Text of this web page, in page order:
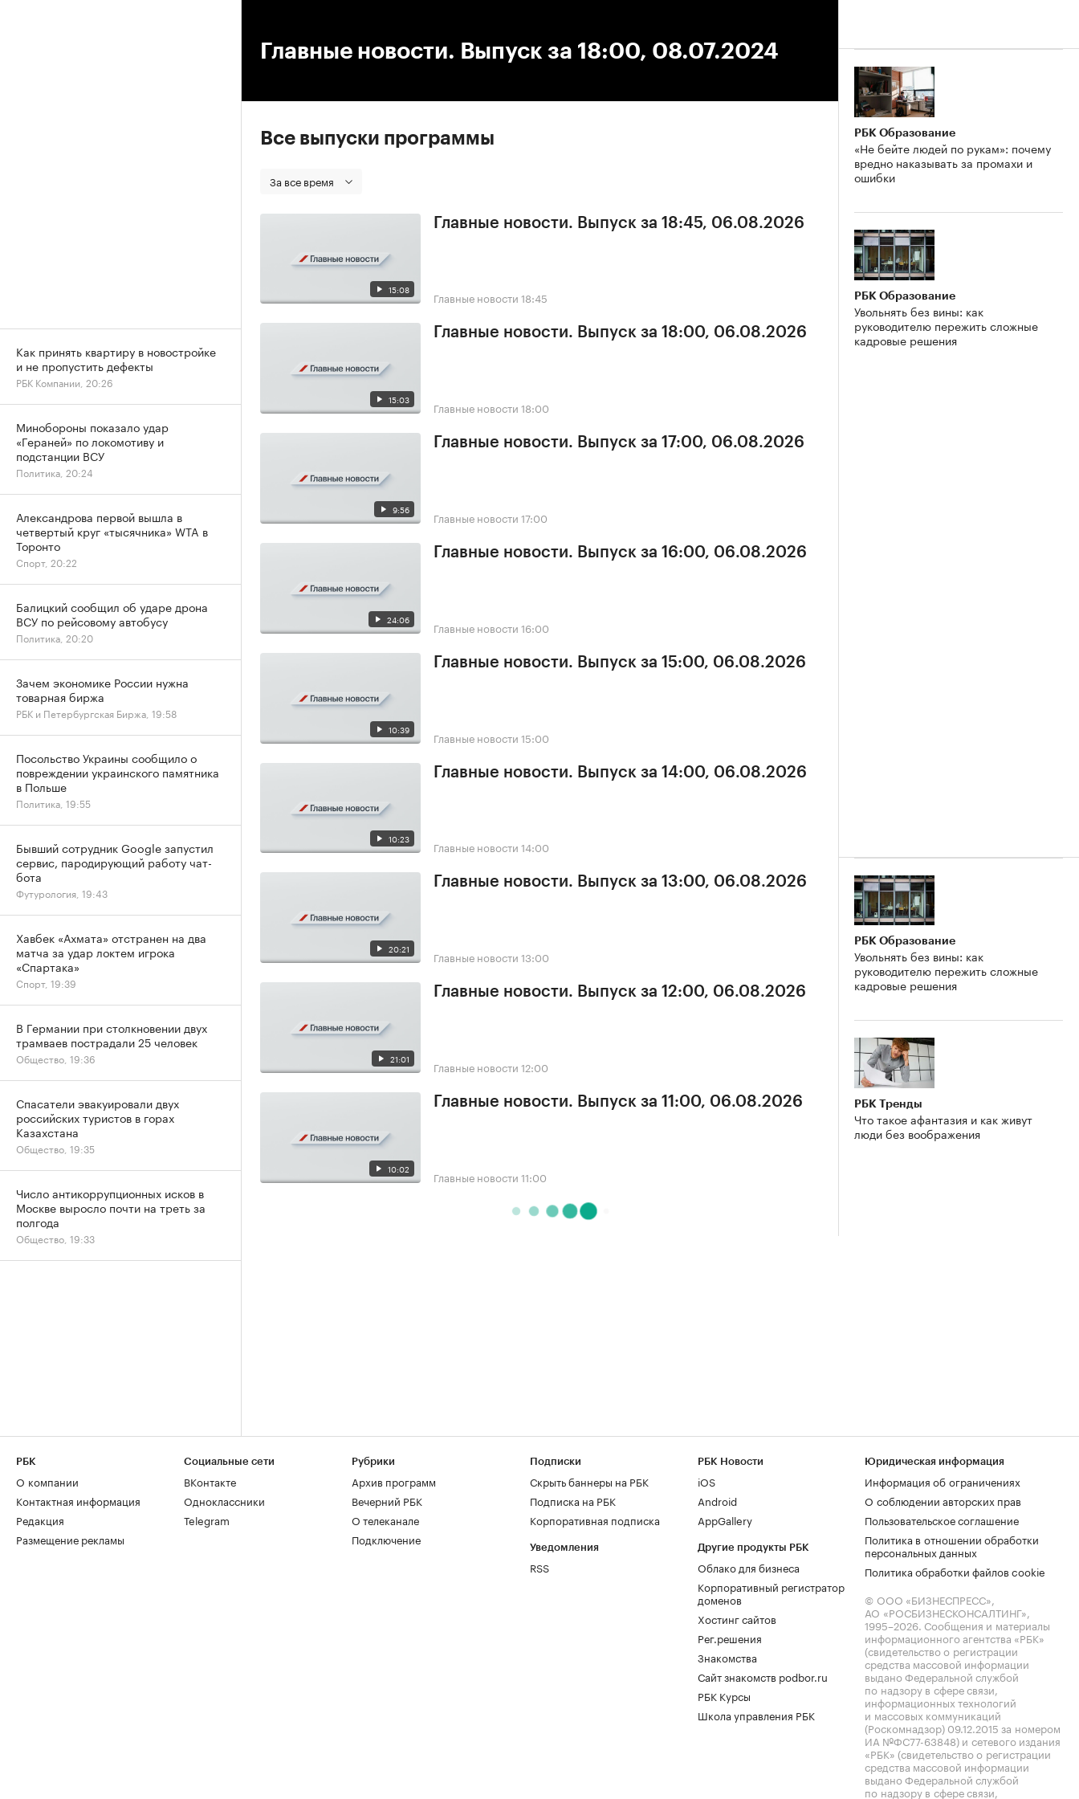
Главные новости. Выпуск за 18:00, 08.07.2024
Все выпуски программы
За все время
15:08
Главные новости. Выпуск за 18:45, 06.08.2026
Главные новости 18:45
15:03
Главные новости. Выпуск за 18:00, 06.08.2026
Главные новости 18:00
9:56
Главные новости. Выпуск за 17:00, 06.08.2026
Главные новости 17:00
24:06
Главные новости. Выпуск за 16:00, 06.08.2026
Главные новости 16:00
10:39
Главные новости. Выпуск за 15:00, 06.08.2026
Главные новости 15:00
10:23
Главные новости. Выпуск за 14:00, 06.08.2026
Главные новости 14:00
20:21
Главные новости. Выпуск за 13:00, 06.08.2026
Главные новости 13:00
21:01
Главные новости. Выпуск за 12:00, 06.08.2026
Главные новости 12:00
10:02
Главные новости. Выпуск за 11:00, 06.08.2026
Главные новости 11:00
РБК Образование
«Не бейте людей по рукам»: почему
вредно наказывать за промахи и
ошибки
РБК Образование
Увольнять без вины: как
руководителю пережить сложные
кадровые решения
РБК Образование
Увольнять без вины: как
руководителю пережить сложные
кадровые решения
РБК Тренды
Что такое афантазия и как живут
люди без воображения
Как принять квартиру в новостройке
и не пропустить дефекты
РБК Компании, 20:26
Минобороны показало удар
«Гераней» по локомотиву и
подстанции ВСУ
Политика, 20:24
Александрова первой вышла в
четвертый круг «тысячника» WTA в
Торонто
Спорт, 20:22
Балицкий сообщил об ударе дрона
ВСУ по рейсовому автобусу
Политика, 20:20
Зачем экономике России нужна
товарная биржа
РБК и Петербургская Биржа, 19:58
Посольство Украины сообщило о
повреждении украинского памятника
в Польше
Политика, 19:55
Бывший сотрудник Google запустил
сервис, пародирующий работу чат-
бота
Футурология, 19:43
Хавбек «Ахмата» отстранен на два
матча за удар локтем игрока
«Спартака»
Спорт, 19:39
В Германии при столкновении двух
трамваев пострадали 25 человек
Общество, 19:36
Спасатели эвакуировали двух
российских туристов в горах
Казахстана
Общество, 19:35
Число антикоррупционных исков в
Москве выросло почти на треть за
полгода
Общество, 19:33
РБК
О компании
Контактная информация
Редакция
Размещение рекламы
Социальные сети
ВКонтакте
Одноклассники
Telegram
Рубрики
Архив программ
Вечерний РБК
О телеканале
Подключение
Подписки
Скрыть баннеры на РБК
Подписка на РБК
Корпоративная подписка
Уведомления
RSS
РБК Новости
iOS
Android
AppGallery
Другие продукты РБК
Облако для бизнеса
Корпоративный регистратор
доменов
Хостинг сайтов
Рег.решения
Знакомства
Сайт знакомств podbor.ru
РБК Курсы
Школа управления РБК
Юридическая информация
Информация об ограничениях
О соблюдении авторских прав
Пользовательское соглашение
Политика в отношении обработки
персональных данных
Политика обработки файлов cookie
© ООО «БИЗНЕСПРЕСС»,
АО «РОСБИЗНЕСКОНСАЛТИНГ»,
1995–2026. Сообщения и материалы
информационного агентства «РБК»
(свидетельство о регистрации
средства массовой информации
выдано Федеральной службой
по надзору в сфере связи,
информационных технологий
и массовых коммуникаций
(Роскомнадзор) 09.12.2015 за номером
ИА №ФС77-63848) и сетевого издания
«РБК» (свидетельство о регистрации
средства массовой информации
выдано Федеральной службой
по надзору в сфере связи,